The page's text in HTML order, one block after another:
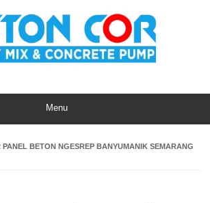
Menu
PANEL BETON NGESREP BANYUMANIK SEMARANG